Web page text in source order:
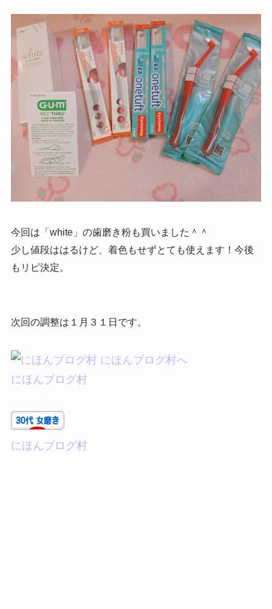
今回は「white」の歯磨き粉も買いました＾＾
少し値段ははるけど、着色もせずとても使えます！今後
もリピ決定。
次回の調整は１月３１日です。
にほんブログ村
にほんブログ村